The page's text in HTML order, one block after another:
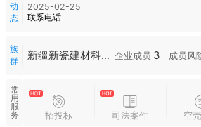
动
态
2025-02-25
联系电话
族
群
新疆新瓷建材科技有限公司族群 企业成员 3 成员风
常
用
服
务
招投标 司法案件 空